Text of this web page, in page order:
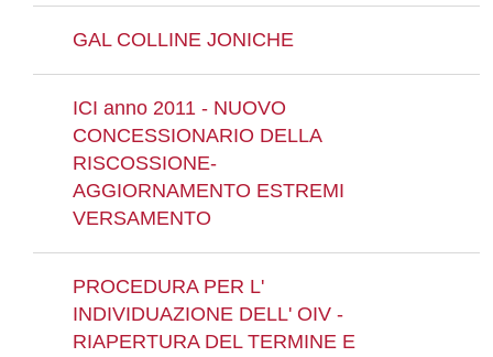
GAL COLLINE JONICHE
ICI anno 2011 - NUOVO
CONCESSIONARIO DELLA
RISCOSSIONE-
AGGIORNAMENTO ESTREMI
VERSAMENTO
PROCEDURA PER L'
INDIVIDUAZIONE DELL' OIV -
RIAPERTURA DEL TERMINE E